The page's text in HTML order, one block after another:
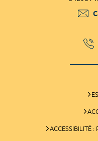
ACCESSIBILITÉ